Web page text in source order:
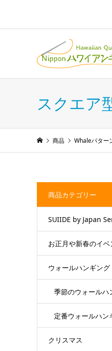
スクエア
商品 Whaleパター
商品カテゴリー
SUIIDE by Japan
お正月や新春のイベ
ウォールハンギング
季節のウォールハ
定番ウォールハン
クリスマス